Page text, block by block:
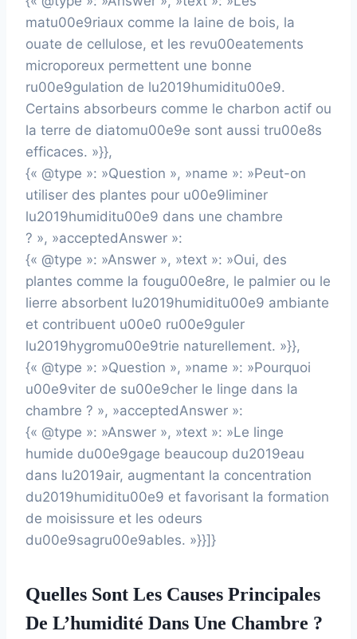
matu00e9riaux comme la laine de bois, la
ouate de cellulose, et les revu00eatements
microporeux permettent une bonne
ru00e9gulation de lu2019humiditu00e9.
Certains absorbeurs comme le charbon actif ou
la terre de diatomu00e9e sont aussi tru00e8s
efficaces. »}},
{« @type »: »Question », »name »: »Peut-on
utiliser des plantes pour u00e9liminer
lu2019humiditu00e9 dans une chambre
? », »acceptedAnswer »:
{« @type »: »Answer », »text »: »Oui, des
plantes comme la fougu00e8re, le palmier ou le
lierre absorbent lu2019humiditu00e9 ambiante
et contribuent u00e0 ru00e9guler
lu2019hygromu00e9trie naturellement. »}},
{« @type »: »Question », »name »: »Pourquoi
u00e9viter de su00e9cher le linge dans la
chambre ? », »acceptedAnswer »:
{« @type »: »Answer », »text »: »Le linge
humide du00e9gage beaucoup du2019eau
dans lu2019air, augmentant la concentration
du2019humiditu00e9 et favorisant la formation
de moisissure et les odeurs
du00e9sagru00e9ables. »}}]}
Quelles Sont Les Causes Principales
De L’humidité Dans Une Chambre ?